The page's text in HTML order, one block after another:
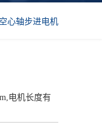
心轴步进电机
电机长度有